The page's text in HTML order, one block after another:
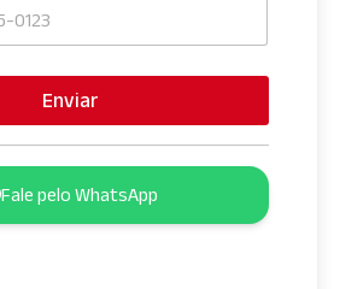
Enviar
Fale pelo WhatsApp